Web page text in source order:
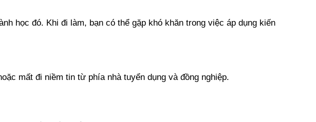
học đó. Khi đi làm, bạn có thể gặp khó khăn trong việc áp dụng kiến
mất đi niềm tin từ phía nhà tuyển dụng và đồng nghiệp.